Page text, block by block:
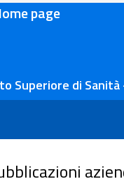
page
Superiore di Sanità